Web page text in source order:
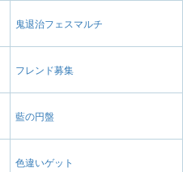
鬼退治フェスマルチ
フレンド募集
藍の円盤
色違いゲット